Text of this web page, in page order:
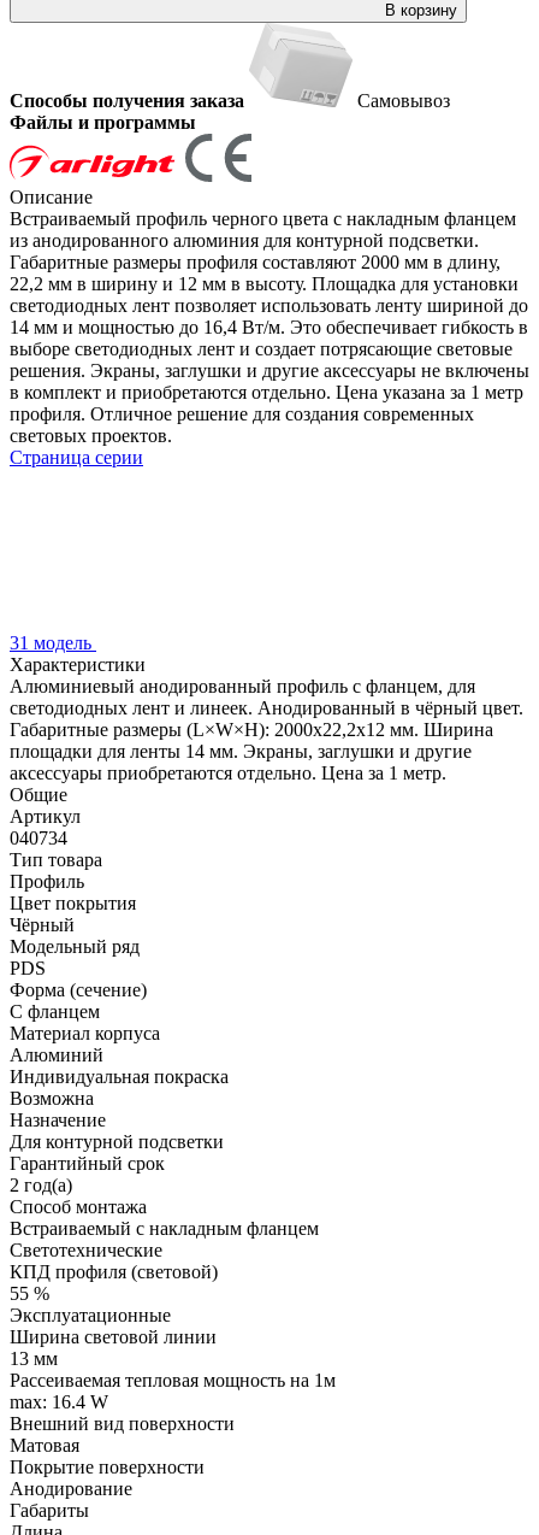
В корзину
Способы получения заказа
Самовывоз
Файлы и программы
Описание
Встраиваемый профиль черного цвета с накладным фланцем
из анодированного алюминия для контурной подсветки.
Габаритные размеры профиля составляют 2000 мм в длину,
22,2 мм в ширину и 12 мм в высоту. Площадка для установки
светодиодных лент позволяет использовать ленту шириной до
14 мм и мощностью до 16,4 Вт/м. Это обеспечивает гибкость в
выборе светодиодных лент и создает потрясающие световые
решения. Экраны, заглушки и другие аксессуары не включены
в комплект и приобретаются отдельно. Цена указана за 1 метр
профиля. Отличное решение для создания современных
световых проектов.
Страница серии
31 модель
Характеристики
Алюминиевый анодированный профиль с фланцем, для
светодиодных лент и линеек. Анодированный в чёрный цвет.
Габаритные размеры (L×W×H): 2000x22,2x12 мм. Ширина
площадки для ленты 14 мм. Экраны, заглушки и другие
аксессуары приобретаются отдельно. Цена за 1 метр.
Общие
Артикул
040734
Тип товара
Профиль
Цвет покрытия
Чёрный
Модельный ряд
PDS
Форма (сечение)
С фланцем
Материал корпуса
Алюминий
Индивидуальная покраска
Возможна
Назначение
Для контурной подсветки
Гарантийный срок
2 год(а)
Способ монтажа
Встраиваемый с накладным фланцем
Светотехнические
КПД профиля (cветовой)
55 %
Эксплуатационные
Ширина световой линии
13 мм
Рассеиваемая тепловая мощность на 1м
max: 16.4 W
Внешний вид поверхности
Матовая
Покрытие поверхности
Анодирование
Габариты